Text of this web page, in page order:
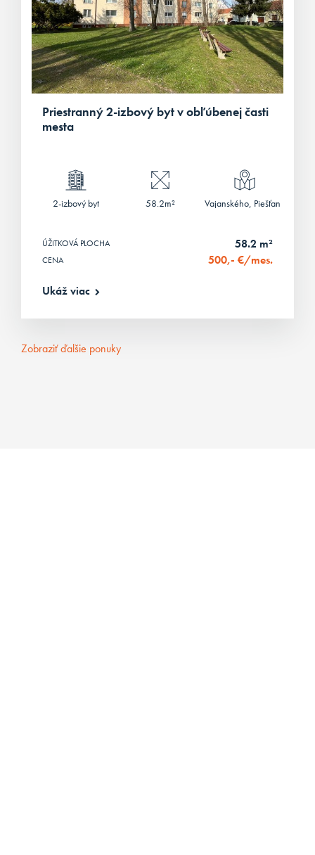
Priestranný 2-izbový byt v obľúbenej časti
mesta
2-izbový byt 58.2m² Vajanského, Piešťany
ÚŽITKOVÁ PLOCHA 58.2 m²
CENA 500,- €/mes.
Ukáž viac
Zobraziť ďalšie ponuky